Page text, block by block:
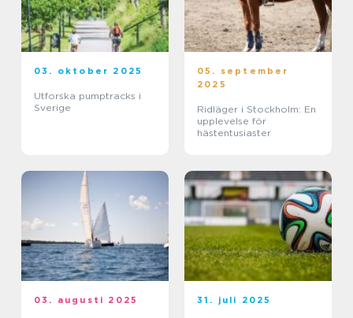
03. oktober 2025
Utforska pumptracks i
Sverige
05. september
2025
Ridläger i Stockholm: En
upplevelse för
hästentusiaster
03. augusti 2025 31. juli 2025